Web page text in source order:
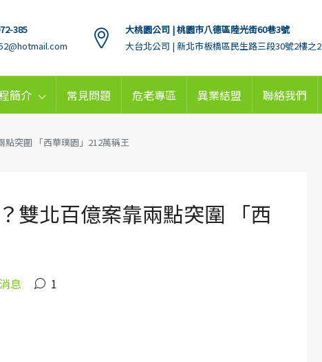
385
大桃園公司 | 桃園市八德區陸光街60巷3號
大台北公司 | 新北市板橋區民生路三段30號2樓之2
簡介 常見問題 危老專區 異業結盟 聯絡我們
點突圍 「西華璞園」212萬稱王
雙北百億案靠兩點突圍 「西
息 1